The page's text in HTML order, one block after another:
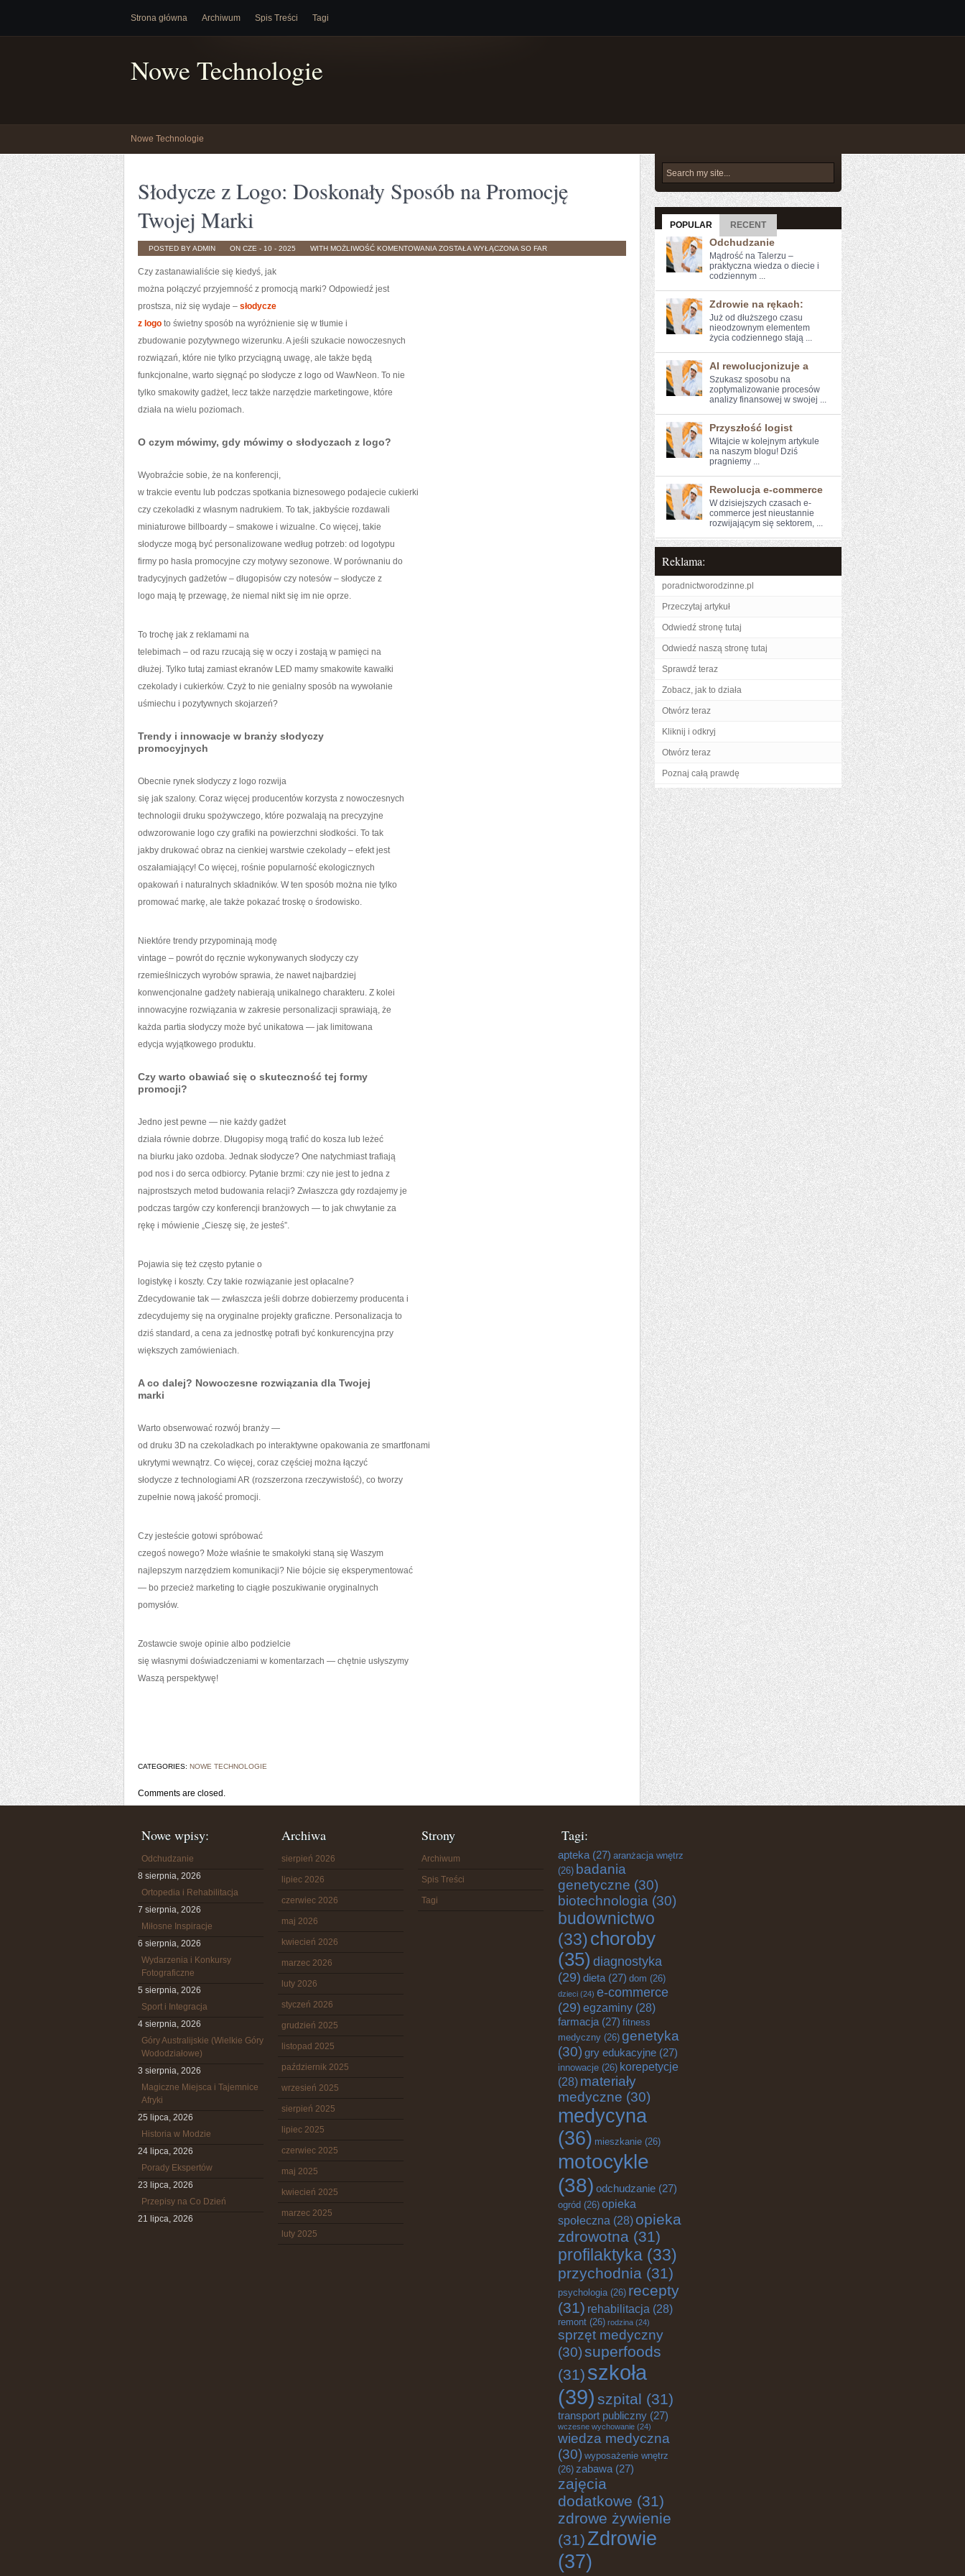
Strona główna Archiwum Spis Treści Tagi
Nowe Technologie
Nowe Technologie
Słodycze z Logo: Doskonały Sposób na Promocję
Twojej Marki
POSTED BY ADMIN ON CZE - 10 - 2025 WITH MOŻLIWOŚĆ KOMENTOWANIA SŁODYCZE
Z
ZOSTAŁA WYŁĄCZONA SO FAR
Czy zastanawialiście się kiedyś, jak
można połączyć przyjemność z promocją marki? Odpowiedź jest
prostsza, niż się wydaje – słodycze
z logo to świetny sposób na wyróżnienie się w tłumie i
zbudowanie pozytywnego wizerunku. A jeśli szukacie nowoczesnych
rozwiązań, które nie tylko przyciągną uwagę, ale także będą
funkcjonalne, warto sięgnąć po słodycze z logo od WawNeon. To nie
tylko smakowity gadżet, lecz także narzędzie marketingowe, które
działa na wielu poziomach.
O czym mówimy, gdy mówimy o słodyczach z logo?
Wyobraźcie sobie, że na konferencji,
w trakcie eventu lub podczas spotkania biznesowego podajecie cukierki
czy czekoladki z własnym nadrukiem. To tak, jakbyście rozdawali
miniaturowe billboardy – smakowe i wizualne. Co więcej, takie
słodycze mogą być personalizowane według potrzeb: od logotypu
firmy po hasła promocyjne czy motywy sezonowe. W porównaniu do
tradycyjnych gadżetów – długopisów czy notesów – słodycze z
logo mają tę przewagę, że niemal nikt się im nie oprze.
To trochę jak z reklamami na
telebimach – od razu rzucają się w oczy i zostają w pamięci na
dłużej. Tylko tutaj zamiast ekranów LED mamy smakowite kawałki
czekolady i cukierków. Czyż to nie genialny sposób na wywołanie
uśmiechu i pozytywnych skojarzeń?
Trendy i innowacje w branży słodyczy
promocyjnych
Obecnie rynek słodyczy z logo rozwija
się jak szalony. Coraz więcej producentów korzysta z nowoczesnych
technologii druku spożywczego, które pozwalają na precyzyjne
odwzorowanie logo czy grafiki na powierzchni słodkości. To tak
jakby drukować obraz na cienkiej warstwie czekolady – efekt jest
oszałamiający! Co więcej, rośnie popularność ekologicznych
opakowań i naturalnych składników. W ten sposób można nie tylko
promować markę, ale także pokazać troskę o środowisko.
Niektóre trendy przypominają modę
vintage – powrót do ręcznie wykonywanych słodyczy czy
rzemieślniczych wyrobów sprawia, że nawet najbardziej
konwencjonalne gadżety nabierają unikalnego charakteru. Z kolei
innowacyjne rozwiązania w zakresie personalizacji sprawiają, że
każda partia słodyczy może być unikatowa — jak limitowana
edycja wyjątkowego produktu.
Czy warto obawiać się o skuteczność tej formy
promocji?
Jedno jest pewne — nie każdy gadżet
działa równie dobrze. Długopisy mogą trafić do kosza lub leżeć
na biurku jako ozdoba. Jednak słodycze? One natychmiast trafiają
pod nos i do serca odbiorcy. Pytanie brzmi: czy nie jest to jedna z
najprostszych metod budowania relacji? Zwłaszcza gdy rozdajemy je
podczas targów czy konferencji branżowych — to jak chwytanie za
rękę i mówienie „Cieszę się, że jesteś”.
Pojawia się też często pytanie o
logistykę i koszty. Czy takie rozwiązanie jest opłacalne?
Zdecydowanie tak — zwłaszcza jeśli dobrze dobierzemy producenta i
zdecydujemy się na oryginalne projekty graficzne. Personalizacja to
dziś standard, a cena za jednostkę potrafi być konkurencyjna przy
większych zamówieniach.
A co dalej? Nowoczesne rozwiązania dla Twojej
marki
Warto obserwować rozwój branży —
od druku 3D na czekoladkach po interaktywne opakowania ze smartfonami
ukrytymi wewnątrz. Co więcej, coraz częściej można łączyć
słodycze z technologiami AR (rozszerzona rzeczywistość), co tworzy
zupełnie nową jakość promocji.
Czy jesteście gotowi spróbować
czegoś nowego? Może właśnie te smakołyki staną się Waszym
najlepszym narzędziem komunikacji? Nie bójcie się eksperymentować
— bo przecież marketing to ciągłe poszukiwanie oryginalnych
pomysłów.
Zostawcie swoje opinie albo podzielcie
się własnymi doświadczeniami w komentarzach — chętnie usłyszymy
Waszą perspektywę!
CATEGORIES: NOWE TECHNOLOGIE
Comments are closed.
POPULAR RECENT
Odchudzanie
Mądrość na Talerzu –
praktyczna wiedza o diecie i
codziennym ...
Zdrowie na rękach:
Już od dłuższego ⁣czasu
nieodzownym elementem
życia codziennego stają ...
AI rewolucjonizuje a
Szukasz sposobu na
zoptymalizowanie ⁤procesów
analizy finansowej w swojej ...
Przyszłość logist
Witajcie w kolejnym artykule⁣
na naszym blogu! Dziś
pragniemy⁤ ...
Rewolucja e-commerce
W dzisiejszych‌ czasach e-
commerce jest nieustannie
rozwijającym się ​sektorem, ...
Reklama:
poradnictworodzinne.pl
Przeczytaj artykuł
Odwiedź stronę tutaj
Odwiedź naszą stronę tutaj
Sprawdź teraz
Zobacz, jak to działa
Otwórz teraz
Kliknij i odkryj
Otwórz teraz
Poznaj całą prawdę
Nowe wpisy:
Odchudzanie
8 sierpnia, 2026
Ortopedia i Rehabilitacja
7 sierpnia, 2026
Miłosne Inspiracje
6 sierpnia, 2026
Wydarzenia i Konkursy
Fotograficzne
5 sierpnia, 2026
Sport i Integracja
4 sierpnia, 2026
Góry Australijskie (Wielkie Góry
Wododziałowe)
3 sierpnia, 2026
Magiczne Miejsca i Tajemnice
Afryki
25 lipca, 2026
Historia w Modzie
24 lipca, 2026
Porady Ekspertów
23 lipca, 2026
Przepisy na Co Dzień
21 lipca, 2026
Archiwa
sierpień 2026
lipiec 2026
czerwiec 2026
maj 2026
kwiecień 2026
marzec 2026
luty 2026
styczeń 2026
grudzień 2025
listopad 2025
październik 2025
wrzesień 2025
sierpień 2025
lipiec 2025
czerwiec 2025
maj 2025
kwiecień 2025
marzec 2025
luty 2025
Strony
Archiwum
Spis Treści
Tagi
Tagi:
apteka (27) aranżacja wnętrz
(26) badania
genetyczne (30)
biotechnologia (30)
budownictwo
(33)choroby
(35) diagnostyka
(29) dieta (27) dom (26)
dzieci (24) e-commerce
(29) egzaminy (28)
farmacja (27) fitness
medyczny (26) genetyka
(30) gry edukacyjne (27)
innowacje (26) korepetycje
(28) materiały
medyczne (30)
medycyna
(36) mieszkanie (26)
motocykle
(38) odchudzanie (27)
ogród (26) opieka
społeczna (28) opieka
zdrowotna (31)
profilaktyka (33)
przychodnia (31)
psychologia(26) recepty
(31) rehabilitacja (28)
remont (26) rodzina (24)
sprzęt medyczny
(30)superfoods
(31) szkoła
(39) szpital (31)
transport publiczny (27)
wczesne wychowanie (24)
wiedza medyczna
(30) wyposażenie wnętrz
(26) zabawa (27)
zajęcia
dodatkowe (31)
zdrowe żywienie
(31) Zdrowie
(37)